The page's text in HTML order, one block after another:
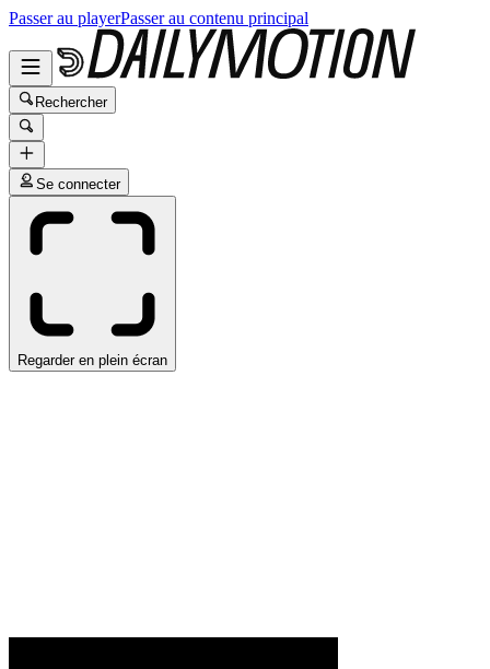
Passer au playerPasser au contenu principal
Rechercher
Se connecter
Regarder en plein écran